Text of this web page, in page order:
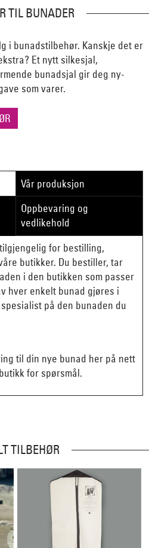
TIL BUNADER
i bunadstilbehør. Kanskje det er
Et nytt silkesjal,
bunadsjal gir deg ny-
som varer.
Vår produksjon
Oppbevaring og
vedlikehold
for bestilling,
butikker. Du bestiller, tar
i den butikken som passer
hver enkelt bunad gjøres i
på den bunaden du
til din nye bunad her på nett
for spørsmål.
TILBEHØR